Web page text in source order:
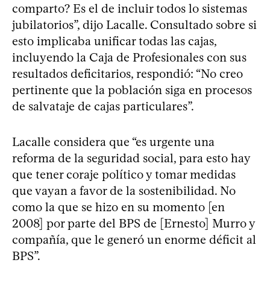
comparto? Es el de incluir todos lo sistemas
jubilatorios”, dijo Lacalle. Consultado sobre si
esto implicaba unificar todas las cajas,
incluyendo la Caja de Profesionales con sus
resultados deficitarios, respondió: “No creo
pertinente que la población siga en procesos
de salvataje de cajas particulares”.
Lacalle considera que “es urgente una
reforma de la seguridad social, para esto hay
que tener coraje político y tomar medidas
que vayan a favor de la sostenibilidad. No
como la que se hizo en su momento [en
2008] por parte del BPS de [Ernesto] Murro y
compañía, que le generó un enorme déficit al
BPS”.